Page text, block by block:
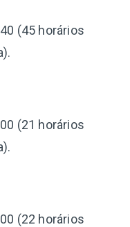
(45 horários
(21 horários
(22 horários